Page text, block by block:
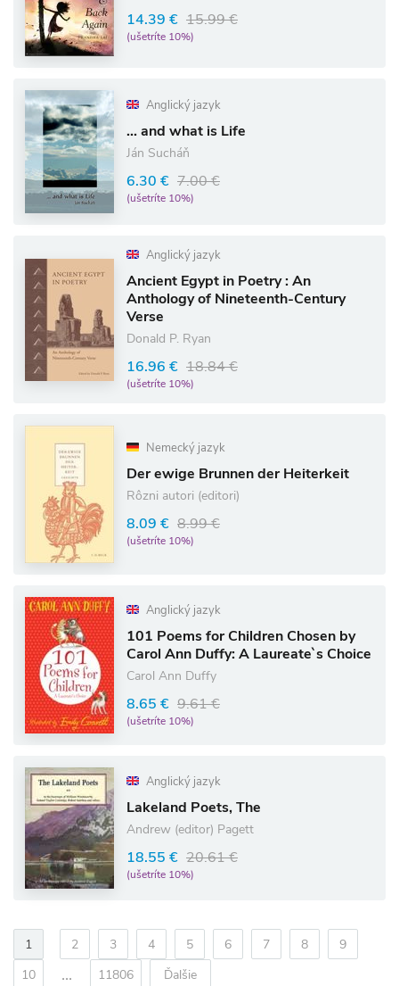
14.39 € 15.99 €
(ušetríte 10%)
Anglický jazyk
... and what is Life
Ján Sucháň
6.30 € 7.00 €
(ušetríte 10%)
Anglický jazyk
Ancient Egypt in Poetry : An
Anthology of Nineteenth-Century
Verse
Donald P. Ryan
16.96 € 18.84 €
(ušetríte 10%)
Nemecký jazyk
Der ewige Brunnen der Heiterkeit
Rôzni autori (editori)
8.09 € 8.99 €
(ušetríte 10%)
Anglický jazyk
101 Poems for Children Chosen by
Carol Ann Duffy: A Laureate`s Choice
Carol Ann Duffy
8.65 € 9.61 €
(ušetríte 10%)
Anglický jazyk
Lakeland Poets, The
Andrew (editor) Pagett
18.55 € 20.61 €
(ušetríte 10%)
1 2 3 4 5 6 7 8
9
10
... 11806 Ďalšie